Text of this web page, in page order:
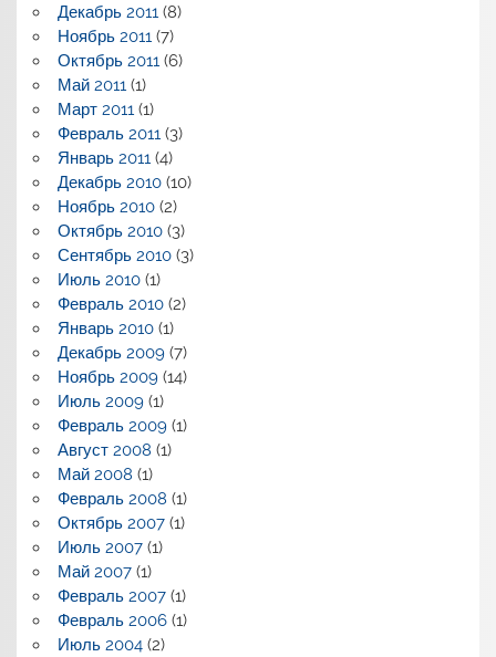
Декабрь 2011(8)
Ноябрь 2011(7)
Октябрь 2011(6)
Май 2011(1)
Март 2011(1)
Февраль 2011(3)
Январь 2011(4)
Декабрь 2010(10)
Ноябрь 2010(2)
Октябрь 2010(3)
Сентябрь 2010(3)
Июль 2010(1)
Февраль 2010(2)
Январь 2010(1)
Декабрь 2009(7)
Ноябрь 2009(14)
Июль 2009(1)
Февраль 2009(1)
Август 2008 (1)
Май 2008 (1)
Февраль 2008 (1)
Октябрь 2007(1)
Июль 2007(1)
Май 2007(1)
Февраль 2007(1)
Февраль 2006(1)
Июль 2004(2)